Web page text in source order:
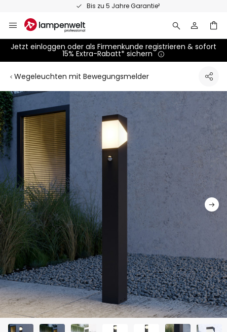
Persönliche Fachberatung
Inhalt
springen
Jetzt einloggen oder als Firmenkunde registrieren & sofort
15% Extra-Rabatt* sichern
Wegeleuchten mit Bewegungsmelder
Zum
Ende
der
Bildgalerie
springen